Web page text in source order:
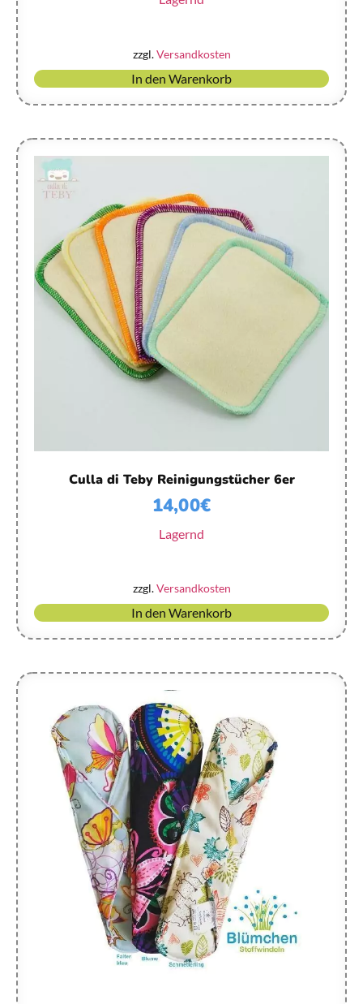
zzgl.Versandkosten
In den Warenkorb
Culla di Teby Reinigungstücher 6er
14,00€
Lagernd
zzgl.Versandkosten
In den Warenkorb